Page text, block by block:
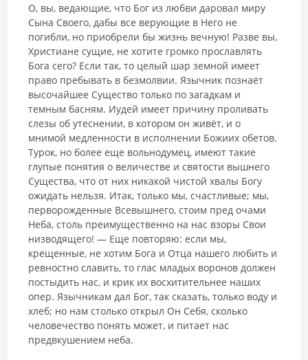
О, вы, ведающие, что Бог из любви даровал миру
Сына Своего, дабы все верующие в Него не
погибли, но приобрели бы жизнь вечную! Разве вы,
Христиане сущие, не хотите громко прославлять
Бога сего? Если так, то целый шар земной имеет
право пребывать в безмолвии. Язычник познаёт
высочайшее Существо только по загадкам и
темным басням. Иудей имеет причину проливать
слезы об утеснении, в котором он живёт, и о
мнимой медленности в исполнении Божиих обетов.
Турок, но более еще вольнодумец, имеют такие
глупые понятия о величестве и святости вышнего
Существа, что от них никакой чистой хвалы Богу
ожидать нельзя. Итак, только мы, счастливые; мы,
перворожденные Всевышнего, стоим пред очами
Неба, столь преимущественно на нас взоры Свои
низводящего! — Еще повторяю: если мы,
крещенные, не хотим Бога и Отца нашего любить и
ревностно славить, то глас младых воронов должен
постыдить нас, и крик их восхитительнее наших
опер. Язычникам дал Бог, так сказать, только воду и
хлеб; но нам столько открыл Он Себя, сколько
человечество понять может, и питает нас
предвкушением неба.